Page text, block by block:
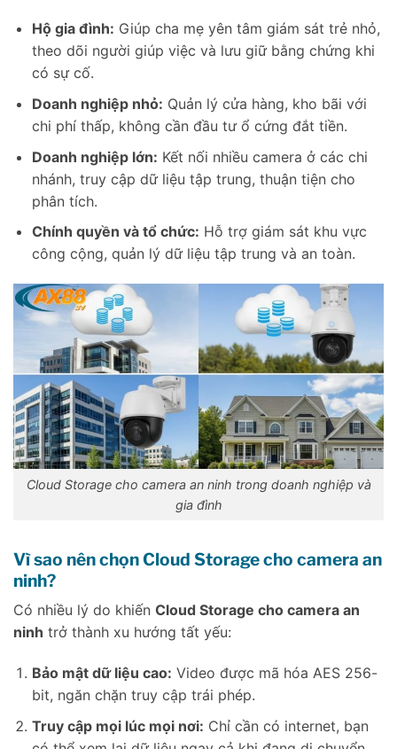
Hộ gia đình: Giúp cha mẹ yên tâm giám sát trẻ nhỏ,
theo dõi người giúp việc và lưu giữ bằng chứng khi
có sự cố.
Doanh nghiệp nhỏ: Quản lý cửa hàng, kho bãi với
chi phí thấp, không cần đầu tư ổ cứng đắt tiền.
Doanh nghiệp lớn: Kết nối nhiều camera ở các chi
nhánh, truy cập dữ liệu tập trung, thuận tiện cho
phân tích.
Chính quyền và tổ chức: Hỗ trợ giám sát khu vực
công cộng, quản lý dữ liệu tập trung và an toàn.
Cloud Storage cho camera an ninh trong doanh nghiệp và
gia đình
Vì sao nên chọn Cloud Storage cho camera an
ninh?
Có nhiều lý do khiến Cloud Storage cho camera an
ninh trở thành xu hướng tất yếu:
Bảo mật dữ liệu cao: Video được mã hóa AES 256-
bit, ngăn chặn truy cập trái phép.
Truy cập mọi lúc mọi nơi: Chỉ cần có internet, bạn